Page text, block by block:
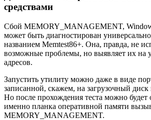
средствами
Сбой MEMORY_MANAGEMENT,
может быть диагностирован
названием Memtest86+. Она, правда, не
возможные проблемы, но выявляет их на
адресов.
Запустить утилиту можно даже в виде
записанной, скажем, на загрузочный
Но после прохождения теста можно будет
именно планка оперативной памяти
MEMORY_MANAGEMENT.